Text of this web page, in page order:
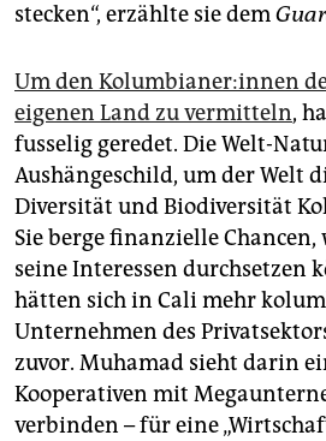
stecken“, erzählte sie dem
Um den Ko­lum­bia­ne­r:in­nen
eigenen Land zu vermitteln,
fusselig geredet. Die Welt-
Aushängeschild, um der Welt
Diversität und Biodiversität
Sie berge finanzielle Chancen,
seine Interessen durchsetzen
hätten sich in Cali mehr
Unternehmen des
zuvor. Muhamad sieht darin
Kooperativen mit
verbinden – für eine